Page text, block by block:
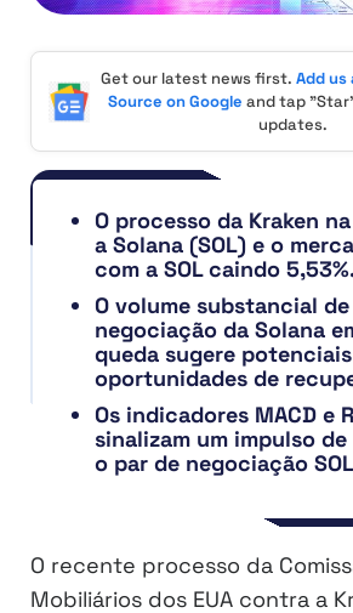
Get our latest news first. Add
Source on Google and tap
updates.
O processo da Kraken
a Solana (SOL) e o
com a SOL caindo
O volume substancial de
negociação da Solana
queda sugere potenciais
oportunidades de
Os indicadores MACD e
sinalizam um impulso
o par de negociação
O recente processo da
Mobiliários dos EUA contra a